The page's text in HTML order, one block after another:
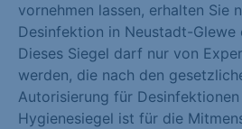
vornehmen lassen, erhalten Sie
Desinfektion in Neustadt-Glewe
Dieses Siegel darf nur von
werden, die nach den
Autorisierung für
Hygienesiegel ist für die